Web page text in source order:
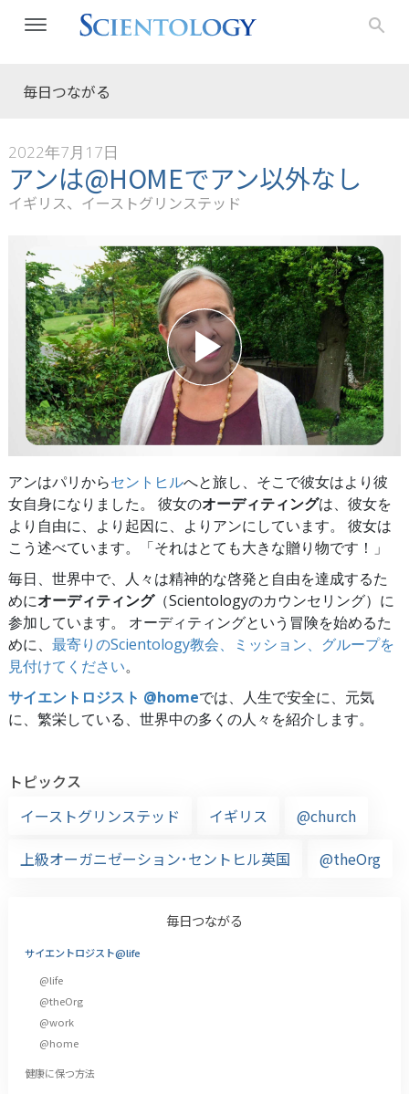
毎日つながる
2022年7月17日
アンは@HOMEでアン以外なし
イギリス、イーストグリンステッド
アンはパリからセントヒルへと旅し、そこで彼女はより彼
女自身になりました。 彼女のオーディティングは、彼女を
より自由に、より起因に、よりアンにしています。 彼女は
こう述べています。「それはとても大きな贈り物です！」
毎日、世界中で、人々は精神的な啓発と自由を達成するた
めにオーディティング（Scientologyのカウンセリング）に
参加しています。 オーディティングという冒険を始めるた
めに、 最寄りのScientology教会、ミッション、グループを
見付けてください。
サイエントロジスト @homeでは、人生で安全に、元気
に、繁栄している、世界中の多くの人々を紹介します。
トピックス
イーストグリンステッド
イギリス
@church
上級オーガニゼーション･セントヒル英国
@theOrg
毎日つながる
サイエントロジスト@life
@life
@theOrg
@work
@home
健康に保つ方法